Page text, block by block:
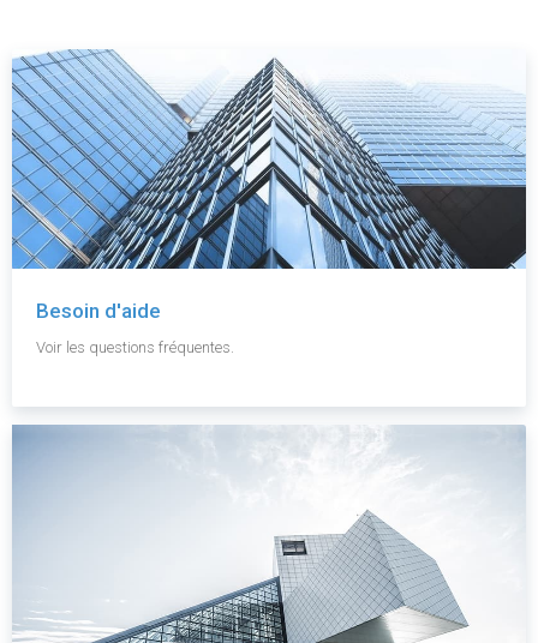
Besoin d'aide
Voir les questions fréquentes.